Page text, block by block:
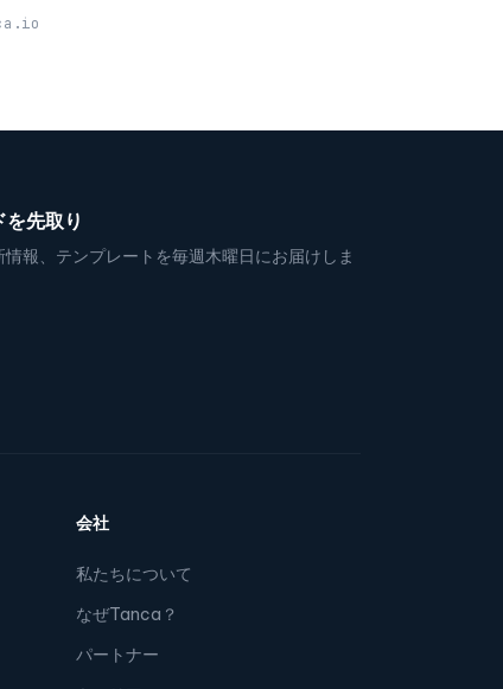
先取り
報、テンプレートを毎週木曜日にお届けしま
会社
私たちについて
なぜTanca？
パートナー